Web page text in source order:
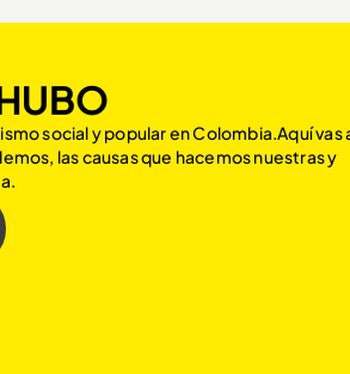
social y popular en Colombia.Aquí vas
las causas que hacemos nuestras y